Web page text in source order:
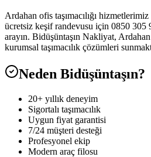
Ardahan ofis taşımacılığı
ücretsiz keşif randevusu için 0850 305
arayın. Bidüşüntaşın Nakliyat,
kurumsal taşımacılık çözümleri
Neden Bidüşüntaşın?
20+ yıllık deneyim
Sigortalı taşımacılık
Uygun fiyat garantisi
7/24 müşteri desteği
Profesyonel ekip
Modern araç filosu